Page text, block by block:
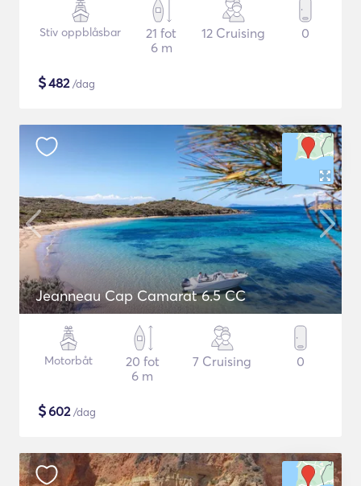
Stiv oppblåsbar
21 fot
6 m
12 Cruising 0
$482/dag
Jeanneau Cap Camarat 6.5 CC
Motorbåt
20 fot
6 m
7 Cruising 0
$602/dag